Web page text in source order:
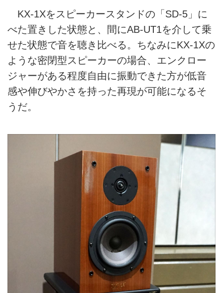
KX-1Xをスピーカースタンドの「SD-5」に
べた置きした状態と、間にAB-UT1を介して乗
せた状態で音を聴き比べる。ちなみにKX-1Xの
ような密閉型スピーカーの場合、エンクロー
ジャーがある程度自由に振動できた方が低音
感や伸びやかさを持った再現が可能になるそ
うだ。